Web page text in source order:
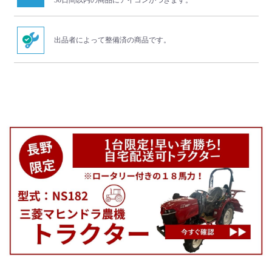
出品者によって整備済の商品です。